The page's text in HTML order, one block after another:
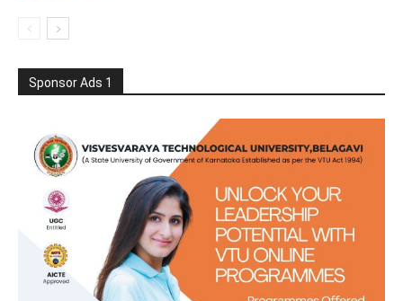
Sponsor Ads 1